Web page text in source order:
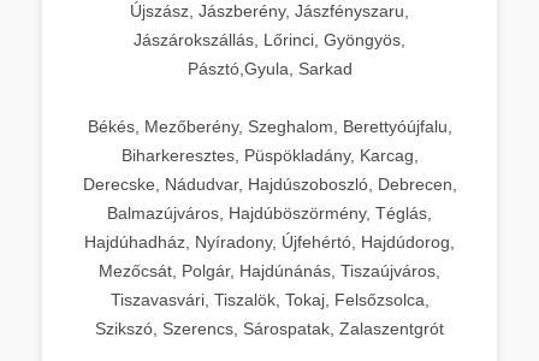
Újszász, Jászberény, Jászfényszaru,
Jászárokszállás, Lőrinci, Gyöngyös,
Pásztó,Gyula, Sarkad
Békés, Mezőberény, Szeghalom, Berettyóújfalu,
Biharkeresztes, Püspökladány, Karcag,
Derecske, Nádudvar, Hajdúszoboszló, Debrecen,
Balmazújváros, Hajdúböszörmény, Téglás,
Hajdúhadház, Nyíradony, Újfehértó, Hajdúdorog,
Mezőcsát, Polgár, Hajdúnánás, Tiszaújváros,
Tiszavasvári, Tiszalök, Tokaj, Felsőzsolca,
Szikszó, Szerencs, Sárospatak, Zalaszentgrót